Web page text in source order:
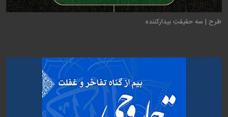
طرح | سه حقیقتِ بیدارکننده